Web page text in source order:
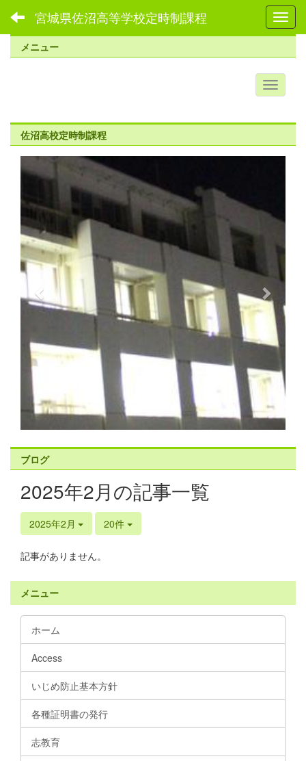
宮城県佐沼高等学校定時制課程
メニュー
佐沼高校定時制課程
r
e
v
i
o
s
ブログ
2025年2月の記事一覧
2025年2月 20件
記事がありません。
メニュー
ホーム
Access
いじめ防止基本方針
各種証明書の発行
志教育